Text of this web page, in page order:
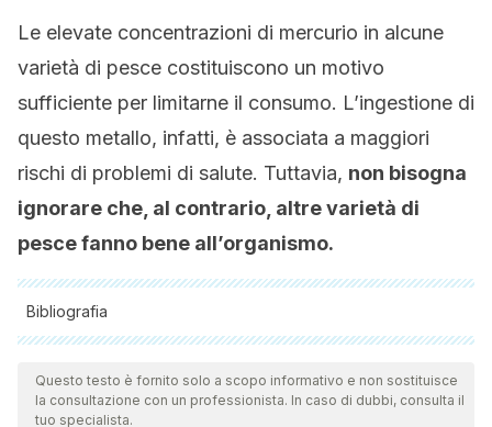
Le elevate concentrazioni di mercurio in alcune
varietà di pesce costituiscono un motivo
sufficiente per limitarne il consumo. L’ingestione di
questo metallo, infatti, è associata a maggiori
rischi di problemi di salute. Tuttavia, non bisogna
ignorare che, al contrario, altre varietà di
pesce fanno bene all’organismo.
Bibliografia
Tutte le fonti citate sono state esaminate a fondo dal nostro
team per garantirne la qualità, l'affidabilità, l'attualità e la
validità. La bibliografia di questo articolo è stata considerata
Questo testo è fornito solo a scopo informativo e non sostituisce
la consultazione con un professionista. In caso di dubbi, consulta il
tuo specialista.